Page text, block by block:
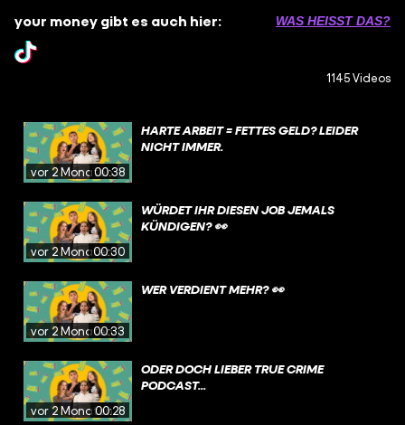
your money gibt es auch hier:
WAS HEISST DAS?
1145 Videos
vor 2 Monaten
00:38
HARTE ARBEIT = FETTES GELD? LEIDER
NICHT IMMER.
vor 2 Monaten
00:30
WÜRDET IHR DIESEN JOB JEMALS
KÜNDIGEN? 👀
vor 2 Monaten
00:33
WER VERDIENT MEHR? 👀
vor 2 Monaten
00:28
ODER DOCH LIEBER TRUE CRIME
PODCAST...